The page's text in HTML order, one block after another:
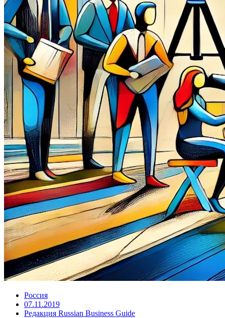
Россия
07.11.2019
Редакция Russian Business Guide